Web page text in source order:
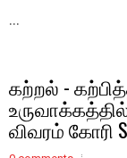
...
கற்றல் -
விவரம் கோரி